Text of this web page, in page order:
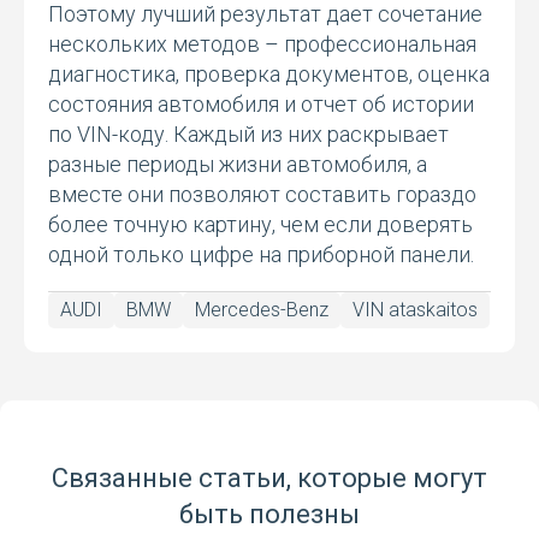
Поэтому лучший результат дает сочетание
нескольких методов – профессиональная
диагностика, проверка документов, оценка
состояния автомобиля и отчет об истории
по VIN-коду. Каждый из них раскрывает
разные периоды жизни автомобиля, а
вместе они позволяют составить гораздо
более точную картину, чем если доверять
одной только цифре на приборной панели.
AUDI BMW Mercedes-Benz VIN ataskaitos
Связанные статьи, которые могут
быть полезны